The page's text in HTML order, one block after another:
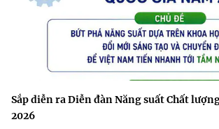
Sắp diễn ra Diễn đàn Năng suất Chất
2026